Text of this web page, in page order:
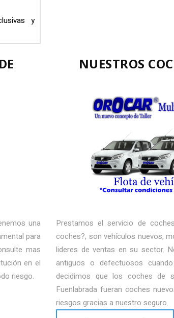
y
NUESTROS
una
para
mas
en el
riesgo.
Prestamos el servicio de
coches?, son vehículos nuevos,
lideres de ventas en su sector.
antiguos o defectuosos
decidimos que los coches de
Fuenlabrada fueran coches
riesgos gracias a nuestro seguro.